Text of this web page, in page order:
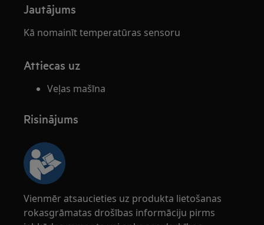
Jautājums
Kā nomainīt temperatūras sensoru
Attiecas uz
Veļas mašīna
Risinājums
Vienmēr atsaucieties uz produkta lietošanas
rokasgrāmatas drošības informāciju pirms